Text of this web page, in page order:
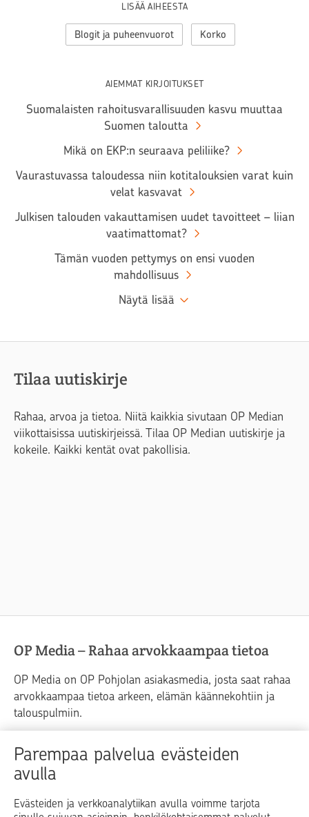
Parempaa palvelua evästeiden
avulla
Evästeiden ja verkkoanalytiikan avulla voimme tarjota
LISÄÄ AIHEESTA
Blogit ja puheenvuorot Korko
AIEMMAT KIRJOITUKSET
Suomalaisten rahoitusvarallisuuden kasvu muuttaa
Suomen taloutta
Mikä on EKP:n seuraava peliliike?
Vaurastuvassa taloudessa niin kotitalouksien varat kuin
velat kasvavat
Julkisen talouden vakauttamisen uudet tavoitteet – liian
vaatimattomat?
Tämän vuoden pettymys on ensi vuoden
mahdollisuus
Näytä lisää
Tilaa uutiskirje
Rahaa, arvoa ja tietoa. Niitä kaikkia sivutaan OP Median
viikottaisissa uutiskirjeissä. Tilaa OP Median uutiskirje ja
kokeile. Kaikki kentät ovat pakollisia.
OP Media – Rahaa arvokkaampaa tietoa
OP Media on OP Pohjolan asiakasmedia, josta saat rahaa
arvokkaampaa tietoa arkeen, elämän käännekohtiin ja
talouspulmiin.
Raha Elämä
Yrityselämä
Blogit ja puheenvuorot